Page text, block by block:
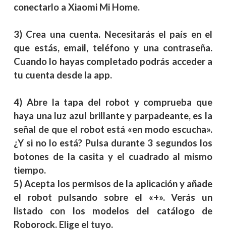
conectarlo a Xiaomi Mi Home.
3) Crea una cuenta. Necesitarás el país en el
que estás, email, teléfono y una contraseña.
Cuando lo hayas completado podrás acceder a
tu cuenta desde la app.
4) Abre la tapa del robot y comprueba que
haya una luz azul brillante y parpadeante, es la
señal de que el robot está «en modo escucha».
¿Y si no lo está? Pulsa durante 3 segundos los
botones de la casita y el cuadrado al mismo
tiempo.
5) Acepta los permisos de la aplicación y añade
el robot pulsando sobre el «+». Verás un
listado con los modelos del catálogo de
Roborock. Elige el tuyo.